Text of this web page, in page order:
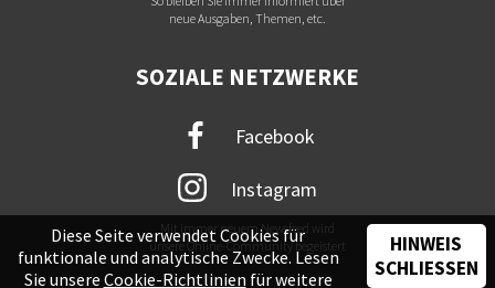
neue Ausgaben, Themen, etc.
SOZIALE NETZWERKE
Facebook
Instagram
Mit immer neuem Newsfeed wird
unsere Online-Community begeistert
Diese Seite verwendet Cookies für
funktionale und analytische Zwecke. Lesen
Sie unsere Cookie-Richtlinien für weitere
HINWEIS
SCHLIESSEN